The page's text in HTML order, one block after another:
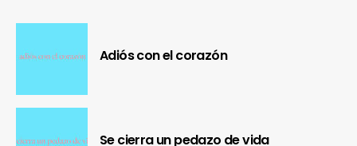
Adiós con el corazón
Se cierra un pedazo de vida